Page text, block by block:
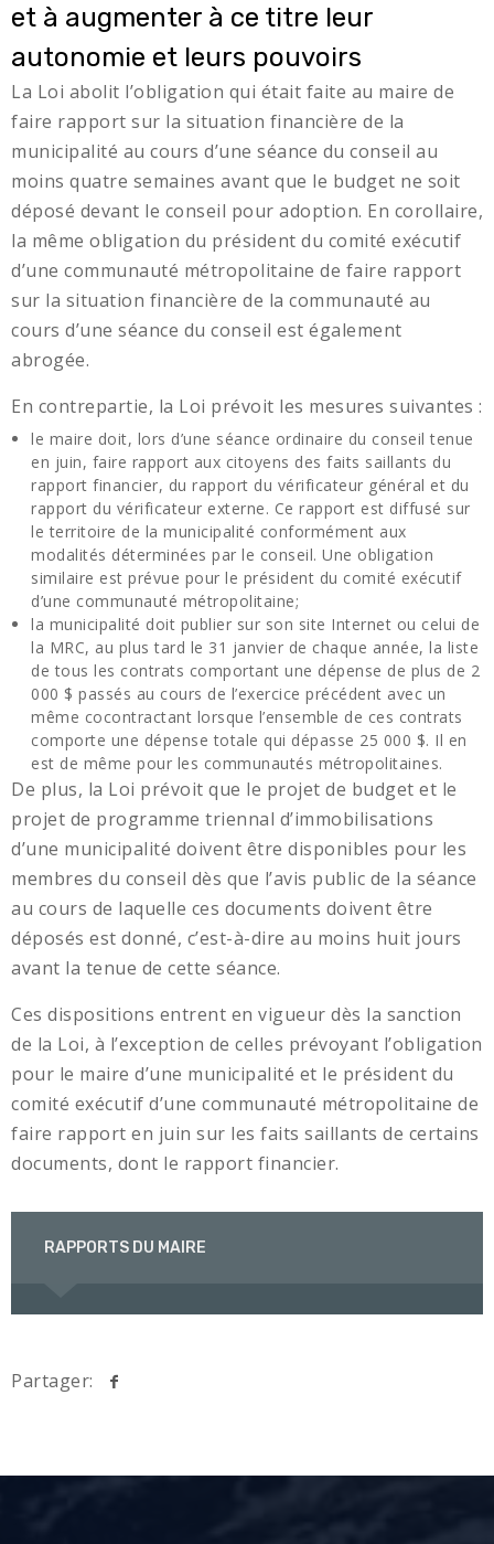
et à augmenter à ce titre leur
autonomie et leurs pouvoirs
La Loi abolit l’obligation qui était faite au maire de
faire rapport sur la situation financière de la
municipalité au cours d’une séance du conseil au
moins quatre semaines avant que le budget ne soit
déposé devant le conseil pour adoption. En corollaire,
la même obligation du président du comité exécutif
d’une communauté métropolitaine de faire rapport
sur la situation financière de la communauté au
cours d’une séance du conseil est également
abrogée.
En contrepartie, la Loi prévoit les mesures suivantes :
le maire doit, lors d’une séance ordinaire du conseil tenue
en juin, faire rapport aux citoyens des faits saillants du
rapport financier, du rapport du vérificateur général et du
rapport du vérificateur externe. Ce rapport est diffusé sur
le territoire de la municipalité conformément aux
modalités déterminées par le conseil. Une obligation
similaire est prévue pour le président du comité exécutif
d’une communauté métropolitaine;
la municipalité doit publier sur son site Internet ou celui de
la MRC, au plus tard le 31 janvier de chaque année, la liste
de tous les contrats comportant une dépense de plus de 2
000 $ passés au cours de l’exercice précédent avec un
même cocontractant lorsque l’ensemble de ces contrats
comporte une dépense totale qui dépasse 25 000 $. Il en
est de même pour les communautés métropolitaines.
De plus, la Loi prévoit que le projet de budget et le
projet de programme triennal d’immobilisations
d’une municipalité doivent être disponibles pour les
membres du conseil dès que l’avis public de la séance
au cours de laquelle ces documents doivent être
déposés est donné, c’est-à-dire au moins huit jours
avant la tenue de cette séance.
Ces dispositions entrent en vigueur dès la sanction
de la Loi, à l’exception de celles prévoyant l’obligation
pour le maire d’une municipalité et le président du
comité exécutif d’une communauté métropolitaine de
faire rapport en juin sur les faits saillants de certains
documents, dont le rapport financier.
RAPPORTS DU MAIRE
Partager: